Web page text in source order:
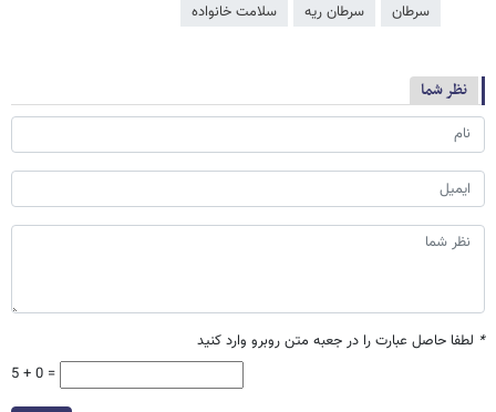
سرطان سرطان ریه سلامت خانواده
نظر شما
* لطفا حاصل عبارت را در جعبه متن روبرو وارد کنید
5 + 0 =